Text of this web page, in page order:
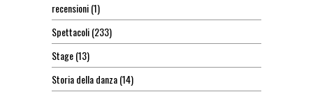
recensioni(1)
Spettacoli(233)
Stage(13)
Storia della danza(14)